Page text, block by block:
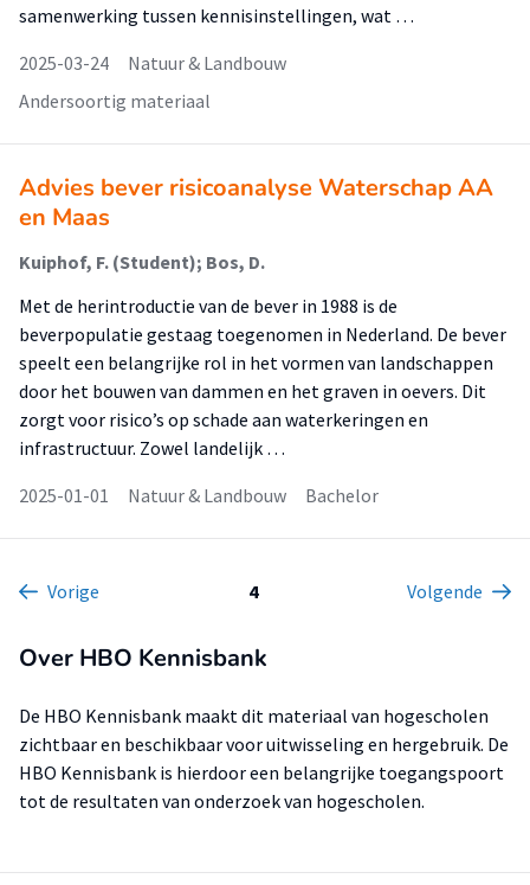
samenwerking tussen kennisinstellingen, wat …
2025-03-24
Natuur & Landbouw
Andersoortig materiaal
Advies bever risicoanalyse Waterschap AA
en Maas
Kuiphof, F. (Student); Bos, D.
Met de herintroductie van de bever in 1988 is de
beverpopulatie gestaag toegenomen in Nederland. De bever
speelt een belangrijke rol in het vormen van landschappen
door het bouwen van dammen en het graven in oevers. Dit
zorgt voor risico’s op schade aan waterkeringen en
infrastructuur. Zowel landelijk …
2025-01-01
Natuur & Landbouw Bachelor
Vorige 4 Volgende
Over HBO Kennisbank
De HBO Kennisbank maakt dit materiaal van hogescholen
zichtbaar en beschikbaar voor uitwisseling en hergebruik. De
HBO Kennisbank is hierdoor een belangrijke toegangspoort
tot de resultaten van onderzoek van hogescholen.